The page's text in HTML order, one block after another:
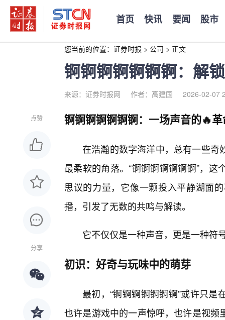
首页 快讯 要闻 股市
您当前的位置： 证券时报 > 公司 > 正文
锕锕锕锕锕锕锕：解
来源：证券时报网 作者：高建国 2026-02-07
点赞
分享
锕锕锕锕锕锕锕：一场声音的🔥
在浩瀚的数字海洋中，总有一些奇
最柔软的角落。“锕锕锕锕锕锕锕”，
思议的力量，它像一颗投入平静湖面
播，引发了无数的共鸣与解读。
它不仅仅是一种声音，更是一种符
初识：好奇与玩味中的萌芽
最初，“锕锕锕锕锕锕锕”或许只
也许是游戏中的一声惊呼，也许是视